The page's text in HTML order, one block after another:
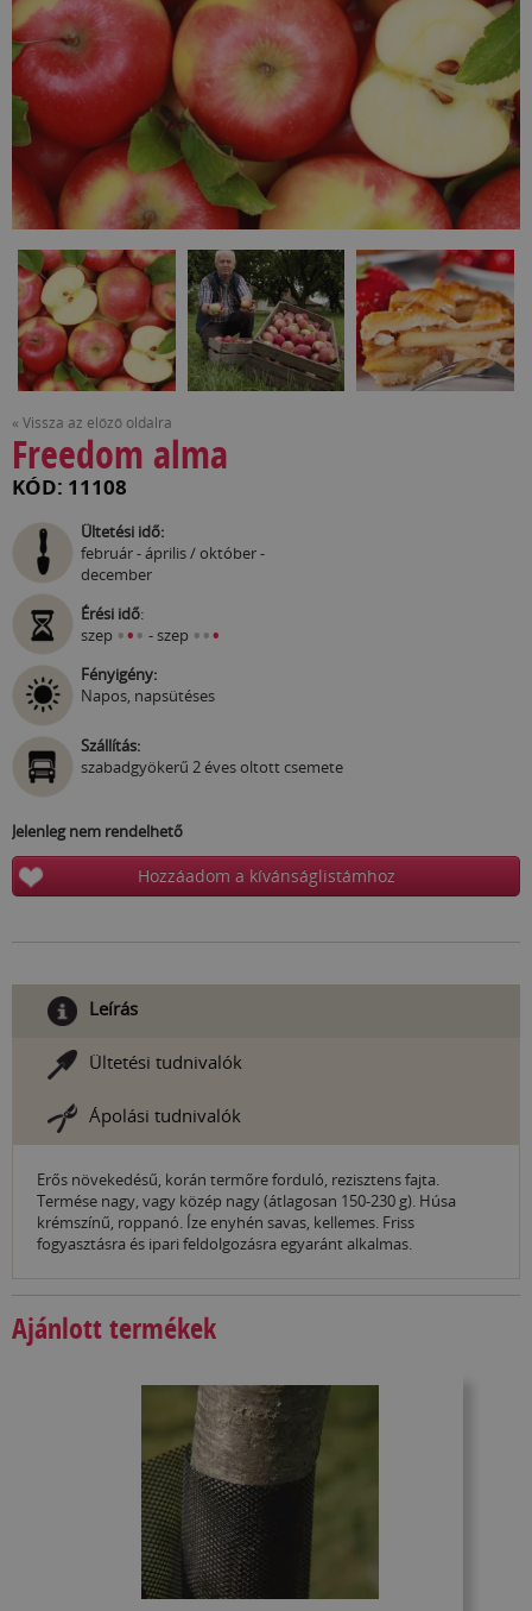
« Vissza az előző oldalra
Freedom alma
KÓD: 11108
Ültetési idő:
február - április / október -
december
Érési idő:
szep ••• - szep •••
Fényigény:
Napos, napsütéses
Szállítás:
szabadgyökerű 2 éves oltott csemete
Jelenleg nem rendelhető
Hozzáadom a kívánságlistámhoz
Leírás
Ültetési tudnivalók
Ápolási tudnivalók
Erős növekedésű, korán termőre forduló, rezisztens fajta.
Termése nagy, vagy közép nagy (átlagosan 150-230 g). Húsa
krémszínű, roppanó. Íze enyhén savas, kellemes. Friss
fogyasztásra és ipari feldolgozásra egyaránt alkalmas.
Ajánlott termékek